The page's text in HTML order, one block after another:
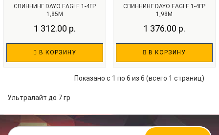
СПИННИНГ DAYO EAGLE 1-4ГР
1,85М
1 312.00 р.
В КОРЗИНУ
СПИННИНГ DAYO EAGLE 1-4ГР
1,98М
1 376.00 р.
В КОРЗИНУ
Показано с 1 по 6 из 6 (всего 1 страниц)
Ультралайт до 7 гр